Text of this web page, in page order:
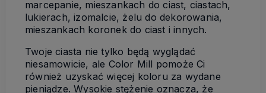
marcepanie, mieszankach do ciast, ciastach,
lukierach, izomalcie, żelu do dekorowania,
mieszankach koronek do ciast i innych.
Twoje ciasta nie tylko będą wyglądać
niesamowicie, ale Color Mill pomoże Ci
również uzyskać więcej koloru za wydane
pieniądze. Wysokie stężenie oznacza, że